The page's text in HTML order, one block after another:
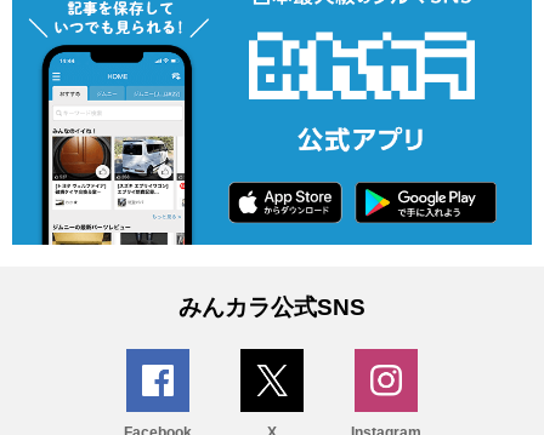
みんカラ公式SNS